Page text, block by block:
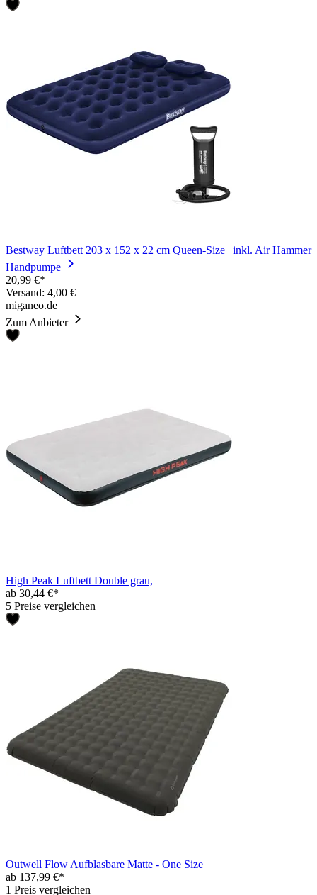
Bestway Luftbett 203 x 152 x 22 cm Queen-Size | inkl. Air Hammer
Handpumpe
20,99 €*
Versand: 4,00 €
miganeo.de
Zum Anbieter
High Peak Luftbett Double grau,
ab 30,44 €*
5 Preise vergleichen
Outwell Flow Aufblasbare Matte - One Size
ab 137,99 €*
1 Preis vergleichen